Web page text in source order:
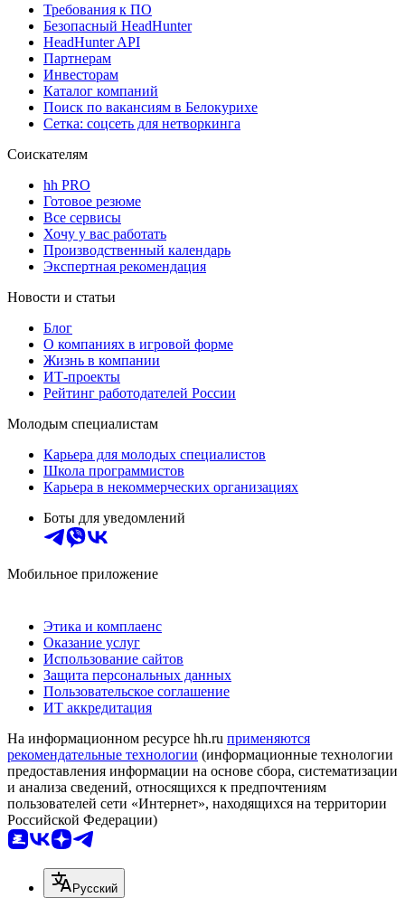
Требования к ПО
Безопасный HeadHunter
HeadHunter API
Партнерам
Инвесторам
Каталог компаний
Поиск по вакансиям в Белокурихе
Сетка: соцсеть для нетворкинга
Соискателям
hh PRO
Готовое резюме
Все сервисы
Хочу у вас работать
Производственный календарь
Экспертная рекомендация
Новости и статьи
Блог
О компаниях в игровой форме
Жизнь в компании
ИТ-проекты
Рейтинг работодателей России
Молодым специалистам
Карьера для молодых специалистов
Школа программистов
Карьера в некоммерческих организациях
Боты для уведомлений
Мобильное приложение
Этика и комплаенс
Оказание услуг
Использование сайтов
Защита персональных данных
Пользовательское соглашение
ИТ аккредитация
На информационном ресурсе hh.ru применяются
рекомендательные технологии (информационные технологии
предоставления информации на основе сбора, систематизации
и анализа сведений, относящихся к предпочтениям
пользователей сети «Интернет», находящихся на территории
Российской Федерации)
Русский